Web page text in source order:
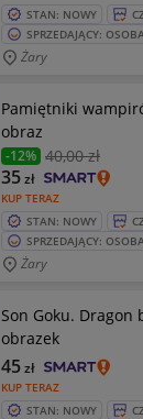
STAN: NOWY
SPRZEDAJĄCY:
Żary
Pamiętniki
obraz
-12% 40,00 zł
KUP TERAZ
35zł
STAN: NOWY
SPRZEDAJĄCY:
Żary
Son Goku. Dragon
obrazek
KUP TERAZ
45zł
STAN: NOWY